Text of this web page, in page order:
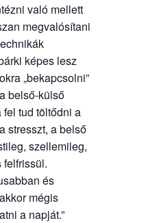
való mellett
megvalósítani
képes lesz
„bekapcsolni”
belső-külső
tud töltődni a
stresszt, a belső
szellemileg,
felfrissül.
és
mégis
a napját.”